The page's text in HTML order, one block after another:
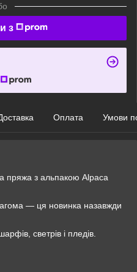
з
Оплата Умови
пряжа з альпакою Alpaca
— ця новинка назавжди
светрів і пледів.